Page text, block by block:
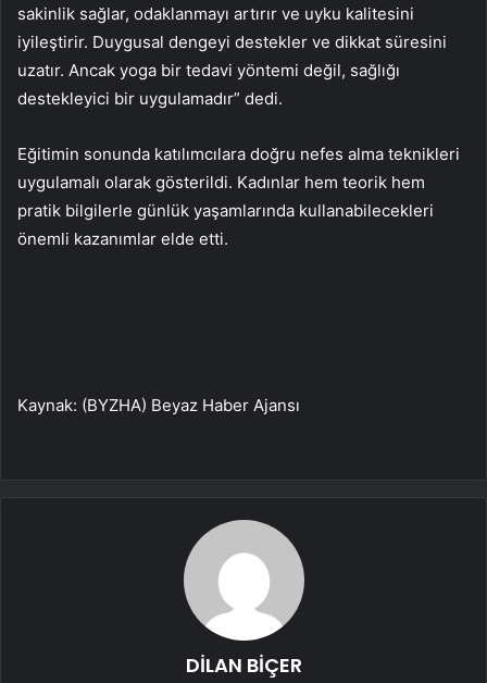
sakinlik sağlar, odaklanmayı artırır ve uyku kalitesini
iyileştirir. Duygusal dengeyi destekler ve dikkat süresini
uzatır. Ancak yoga bir tedavi yöntemi değil, sağlığı
destekleyici bir uygulamadır” dedi.
Eğitimin sonunda katılımcılara doğru nefes alma teknikleri
uygulamalı olarak gösterildi. Kadınlar hem teorik hem
pratik bilgilerle günlük yaşamlarında kullanabilecekleri
önemli kazanımlar elde etti.
Kaynak: (BYZHA) Beyaz Haber Ajansı
DİLAN BİÇER